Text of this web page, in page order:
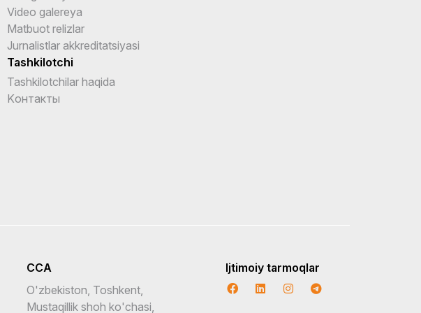
Video galereya
Matbuot relizlar
Jurnalistlar akkreditatsiyasi
Tashkilotchi
Tashkilotchilar haqida
Kонтакты
CCA
O'zbekiston, Toshkent,
Mustaqillik shoh ko'chasi,
Ijtimoiy tarmoqlar